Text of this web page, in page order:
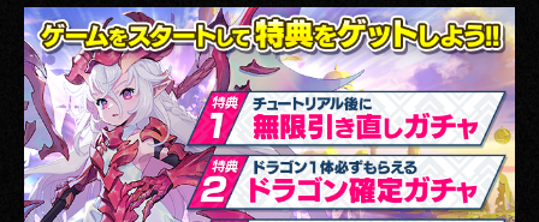
2012
2011
2010
2009